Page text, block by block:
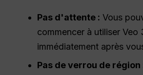
Pas d'attente : Vous
commencer à utiliser Veo
immédiatement après
Pas de verrou de région